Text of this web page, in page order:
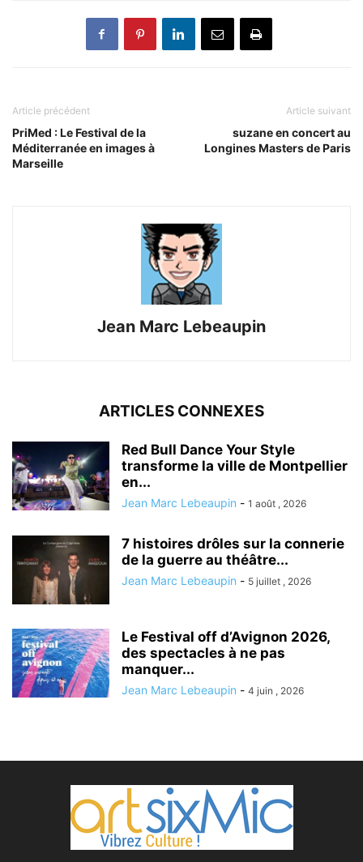
Article précédent
PriMed : Le Festival de la
Méditerranée en images à
Marseille
Article suivant
suzane en concert au
Longines Masters de Paris
Jean Marc Lebeaupin
ARTICLES CONNEXES
Red Bull Dance Your Style
transforme la ville de Montpellier
en...
Jean Marc Lebeaupin - 1 août , 2026
7 histoires drôles sur la connerie
de la guerre au théâtre...
Jean Marc Lebeaupin - 5 juillet , 2026
Le Festival off d’Avignon 2026,
des spectacles à ne pas
manquer...
Jean Marc Lebeaupin - 4 juin , 2026